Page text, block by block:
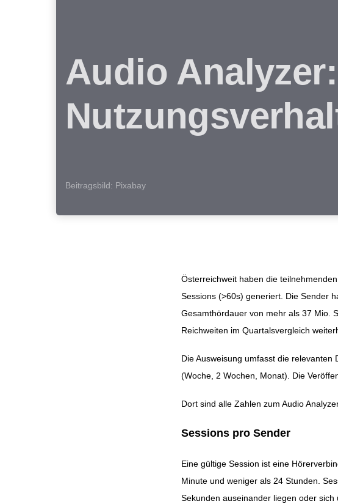
Audio
Beitragsbild: Pixabay
Österreichweit haben die
Sessions (>60s) generiert. Die Sender
Gesamthördauer von mehr als 37 Mio.
Reichweiten im Quartalsvergleich
Die Ausweisung umfasst die
(Woche, 2 Wochen, Monat). Die
Dort sind alle Zahlen zum Audio
Sessions pro Sender
Eine gültige Session ist eine
Minute und weniger als 24 Stunden.
Sekunden auseinander liegen oder
Beitragsnavigation